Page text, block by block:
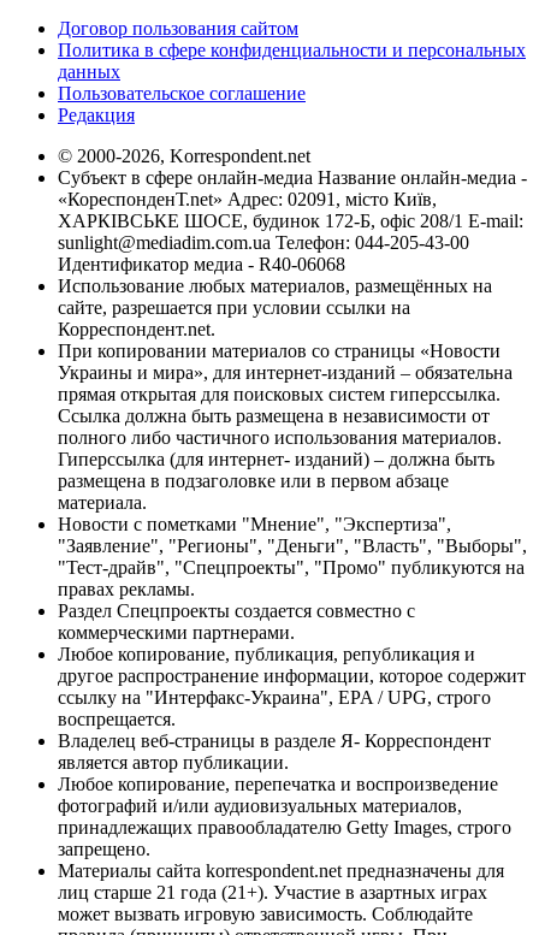
Договор пользования сайтом
Политика в сфере конфиденциальности и персональных
данных
Пользовательское соглашение
Редакция
© 2000-2026, Korrespondent.net
Субъект в сфере онлайн-медиа Название онлайн-медиа -
«КореспонденТ.net» Адрес: 02091, місто Київ,
ХАРКІВСЬКЕ ШОСЕ, будинок 172-Б, офіс 208/1 E-mail:
sunlight@mediadim.com.ua Телефон: 044-205-43-00
Идентификатор медиа - R40-06068
Использование любых материалов, размещённых на
сайте, разрешается при условии ссылки на
Корреспондент.net.
При копировании материалов со страницы «Новости
Украины и мира», для интернет-изданий – обязательна
прямая открытая для поисковых систем гиперссылка.
Ссылка должна быть размещена в независимости от
полного либо частичного использования материалов.
Гиперссылка (для интернет- изданий) – должна быть
размещена в подзаголовке или в первом абзаце
материала.
Новости с пометками "Мнение", "Экспертиза",
"Заявление", "Регионы", "Деньги", "Власть", "Выборы",
"Тест-драйв", "Спецпроекты", "Промо" публикуются на
правах рекламы.
Раздел Спецпроекты создается совместно с
коммерческими партнерами.
Любое копирование, публикация, републикация и
другое распространение информации, которое содержит
ссылку на "Интерфакс-Украина", EPA / UPG, строго
воспрещается.
Владелец веб-страницы в разделе Я- Корреспондент
является автор публикации.
Любое копирование, перепечатка и воспроизведение
фотографий и/или аудиовизуальных материалов,
принадлежащих правообладателю Getty Images, строго
запрещено.
Материалы сайта korrespondent.net предназначены для
лиц старше 21 года (21+). Участие в азартных играх
может вызвать игровую зависимость. Соблюдайте